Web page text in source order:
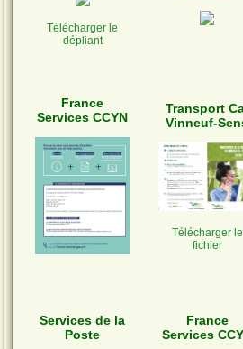
Télécharger le
dépliant
France
Services CCYN
Transport
Vinneuf-
Télécharger le
fichier
Services de la
Poste
France
Services